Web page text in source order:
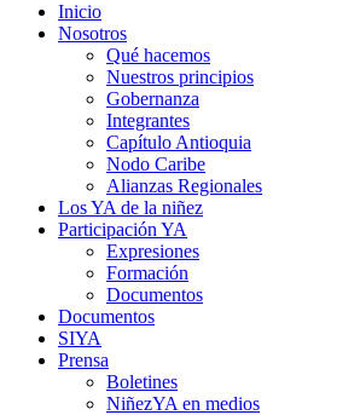
Inicio
Nosotros
Qué hacemos
Nuestros principios
Gobernanza
Integrantes
Capítulo Antioquia
Nodo Caribe
Alianzas Regionales
Los YA de la niñez
Participación YA
Expresiones
Formación
Documentos
Documentos
SIYA
Prensa
Boletines
NiñezYA en medios